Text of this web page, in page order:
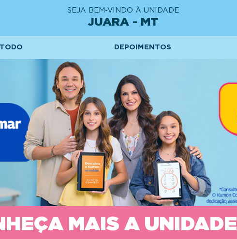
SEJA BEM-VINDO À UNIDADE
JUARA - MT
DEPOIMENTOS
MAIS A UNIDADE